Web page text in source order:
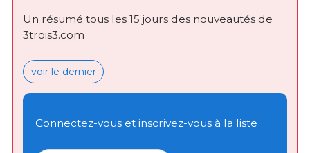
Un résumé tous les 15 jours des nouveautés de
3trois3.com
voir le dernier
Connectez-vous et inscrivez-vous à la liste